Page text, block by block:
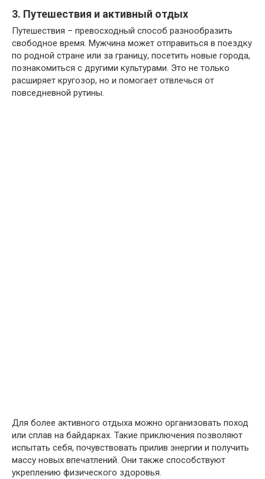
3. Путешествия и активный отдых
Путешествия – превосходный способ разнообразить
свободное время. Мужчина может отправиться в поездку
по родной стране или за границу, посетить новые города,
познакомиться с другими культурами. Это не только
расширяет кругозор, но и помогает отвлечься от
повседневной рутины.
Для более активного отдыха можно организовать поход
или сплав на байдарках. Такие приключения позволяют
испытать себя, почувствовать прилив энергии и получить
массу новых впечатлений. Они также способствуют
укреплению физического здоровья.